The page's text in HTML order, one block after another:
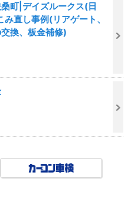
町|デイズルークス(日
直し事例(リアゲート、
換、板金補修)